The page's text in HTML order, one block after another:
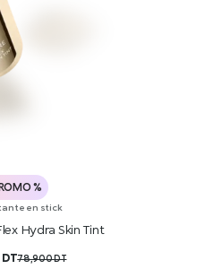
%
en stick
Hydra Skin Tint
DT78,900DT